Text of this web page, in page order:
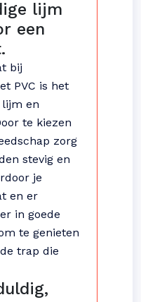
lijm
een
bij
PVC is het
lijm en
te kiezen
zorg
stevig en
je
en er
in goede
te genieten
trap die